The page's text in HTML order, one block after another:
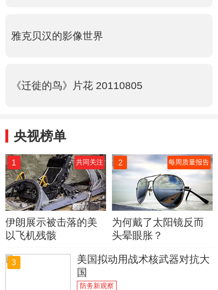
雅克贝汉的影像世界
《迁徙的鸟》片花 20110805
央视榜单
1 共同关注
伊朗展示被击落的美
以飞机残骸
2 每周质量报告
为何戴了太阳镜反而
头晕眼胀？
3
美国拟动用战术核武器对抗大
国
防务新观察